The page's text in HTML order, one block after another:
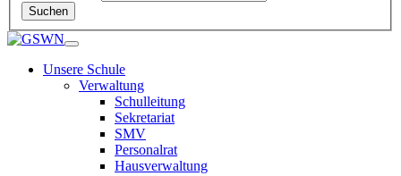
Suchen
Unsere Schule
Verwaltung
Schulleitung
Sekretariat
SMV
Personalrat
Hausverwaltung